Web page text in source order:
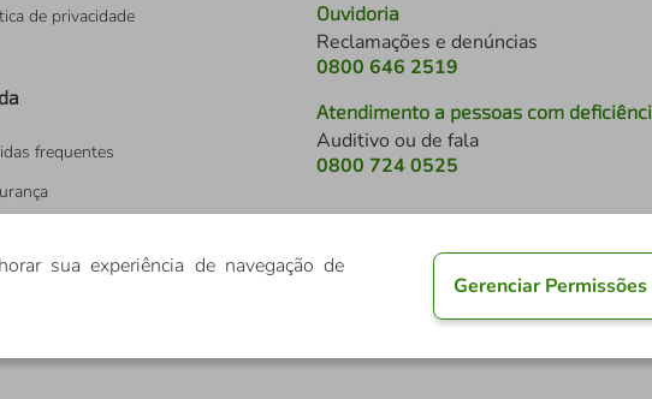
de privacidade
frequentes
Ouvidoria
Reclamações e denúncias
0800 646 2519
Atendimento a pessoas com
Auditivo ou de fala
0800 724 0525
sua experiência de navegação de
Gerenciar